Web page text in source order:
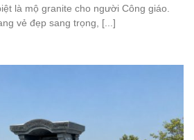
là mộ granite cho người Công giáo.
vẻ đẹp sang trọng, [...]